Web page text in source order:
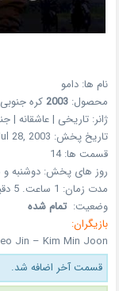
نام ها:دامو
محصول:2003 کره جنوبی
ژانر:تاریخی | عاشقانه |
تاریخ پخش: 28, 2003
قسمت ها:14
روز های پخش:دوشنبه
مدت زمان: 1 ساعت. 5 دقیقه
وضعیت: تمام شده
بازیگران:
Jin – Kim Min Joon
قسمت آخر اضافه شد.